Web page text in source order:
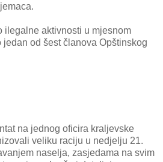
ilegalne aktivnosti u mjesnom
jedan od šest članova Opštinskog
na jednog oficira kraljevske
veliku raciju u nedjelju 21.
naselja, zasjedama na svim